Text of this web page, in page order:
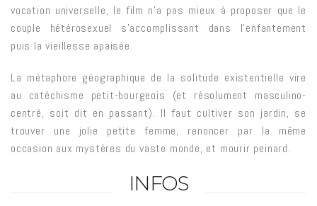
vocation universelle, le film n’a pas mieux à proposer que le
couple hétérosexuel s’accomplissant dans l’enfantement
puis la vieillesse apaisée.
La métaphore géographique de la solitude existentielle vire
au catéchisme petit-bourgeois (et résolument masculino-
centré, soit dit en passant). Il faut cultiver son jardin, se
trouver une jolie petite femme, renoncer par la même
occasion aux mystères du vaste monde, et mourir peinard.
INFOS